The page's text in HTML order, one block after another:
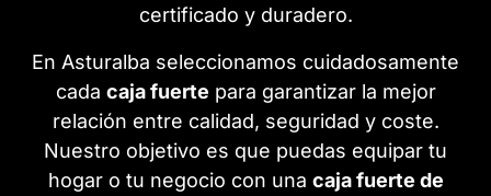
certificado y duradero.
En Asturalba seleccionamos cuidadosamente
cada caja fuerte para garantizar la mejor
relación entre calidad, seguridad y coste.
Nuestro objetivo es que puedas equipar tu
hogar o tu negocio con una caja fuerte de